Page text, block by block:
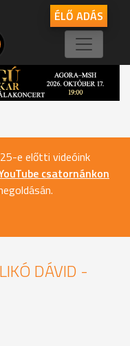
ÉLŐ ADÁS
e előtti videóink
csatornánkon
DÁVID -